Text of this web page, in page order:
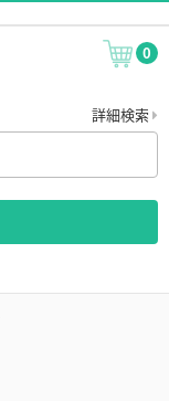
0
詳細検索